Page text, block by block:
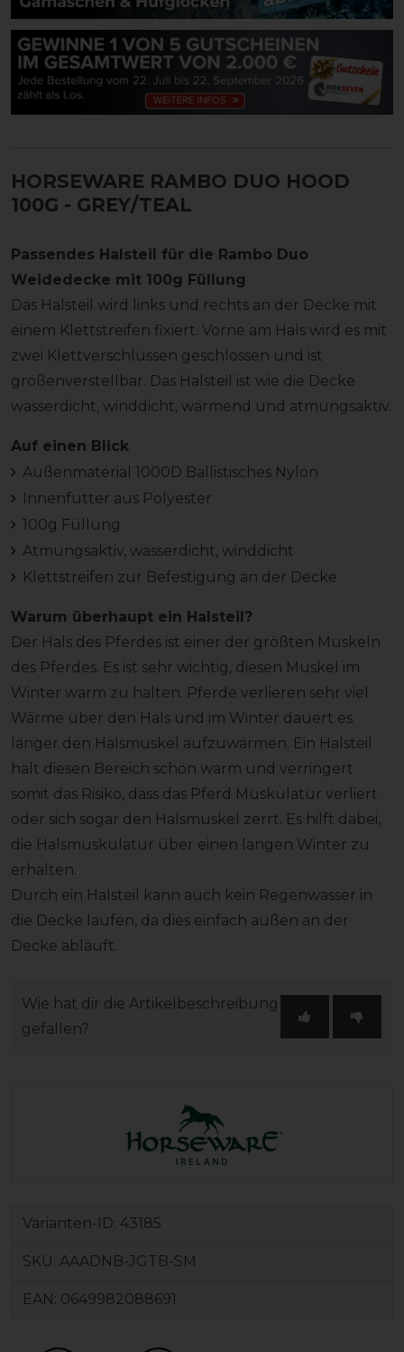
HORSEWARE RAMBO DUO HOOD
100G - GREY/TEAL
Passendes Halsteil für die Rambo Duo
Weidedecke mit 100g Füllung
Das Halsteil wird links und rechts an der Decke mit
einem Klettstreifen fixiert. Vorne am Hals wird es mit
zwei Klettverschlüssen geschlossen und ist
größenverstellbar. Das Halsteil ist wie die Decke
wasserdicht, winddicht, wärmend und atmungsaktiv.
Auf einen Blick
Außenmaterial 1000D Ballistisches Nylon
Innenfutter aus Polyester
100g Füllung
Atmungsaktiv, wasserdicht, winddicht
Klettstreifen zur Befestigung an der Decke
Warum überhaupt ein Halsteil?
Der Hals des Pferdes ist einer der größten Muskeln
des Pferdes. Es ist sehr wichtig, diesen Muskel im
Winter warm zu halten. Pferde verlieren sehr viel
Wärme über den Hals und im Winter dauert es
länger den Halsmuskel aufzuwärmen. Ein Halsteil
hält diesen Bereich schön warm und verringert
somit das Risiko, dass das Pferd Muskulatur verliert
oder sich sogar den Halsmuskel zerrt. Es hilft dabei,
die Halsmuskulatur über einen langen Winter zu
erhalten.
Durch ein Halsteil kann auch kein Regenwasser in
die Decke laufen, da dies einfach außen an der
Decke abläuft.
Wie hat dir die Artikelbeschreibung
gefallen?
Varianten-ID: 43185
SKU: AAADNB-JGTB-SM
EAN: 0649982088691